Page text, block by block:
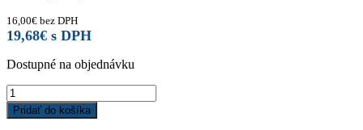
16,00€ bez DPH
19,68€ s DPH
Dostupné na objednávku
Loctite
SF
7414
Pridať do košíka